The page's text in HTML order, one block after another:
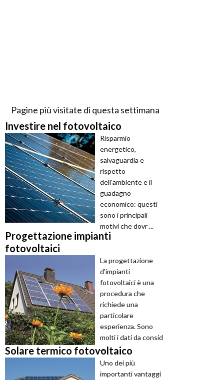
Pagine più visitate di questa settimana
Investire nel fotovoltaico
Risparmio
energetico,
salvaguardia e
rispetto
dell'ambiente e il
guadagno
economico: questi
sono i principali
motivi che dovr ...
Progettazione impianti
fotovoltaici
La progettazione
d'impianti
fotovoltaici è una
procedura che
richiede una
particolare
esperienza. Sono
molti i dati da consid
...
Solare termico fotovoltaico
Uno dei più
importanti vantaggi